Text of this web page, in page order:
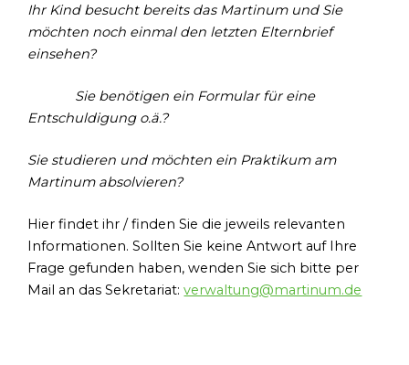
Ihr Kind besucht bereits das Martinum und Sie
möchten noch einmal den letzten Elternbrief
einsehen?
Sie benötigen ein Formular für eine
Entschuldigung o.ä.?
Sie studieren und möchten ein Praktikum am
Martinum absolvieren?
Hier findet ihr / finden Sie die jeweils relevanten
Informationen. Sollten Sie keine Antwort auf Ihre
Frage gefunden haben, wenden Sie sich bitte per
Mail an das Sekretariat:verwaltung@martinum.de